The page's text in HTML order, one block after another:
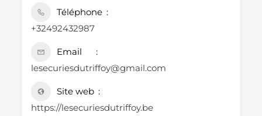
Téléphone
+32492432987
Email
lesecuriesdutriffoy@gmail.com
Site web
https://lesecuriesdutriffoy.be